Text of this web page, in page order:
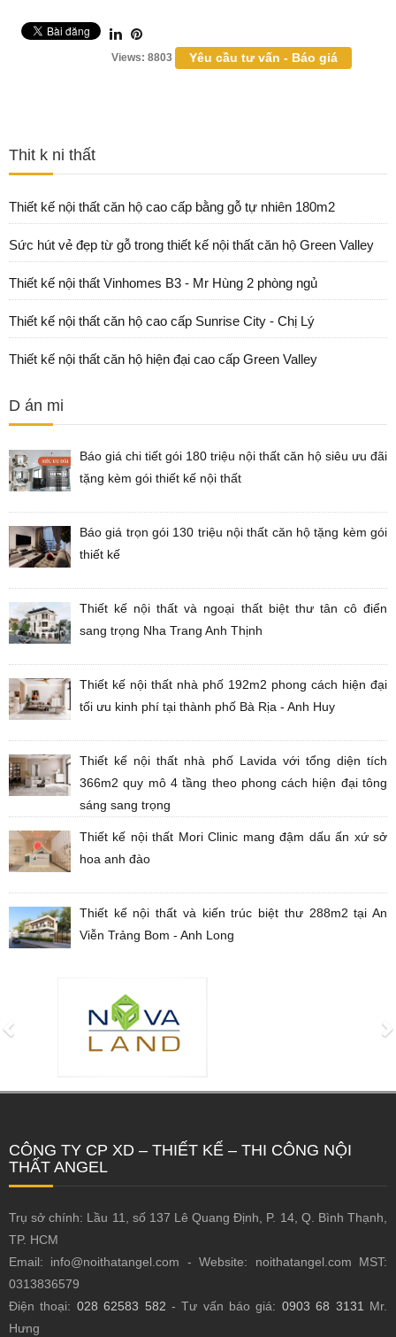
Views: 8803 Yêu cầu tư vấn - Báo giá
Thit k ni thất
Thiết kế nội thất căn hộ cao cấp bằng gỗ tự nhiên 180m2
Sức hút vẻ đẹp từ gỗ trong thiết kế nội thất căn hộ Green Valley
Thiết kế nội thất Vinhomes B3 - Mr Hùng 2 phòng ngủ
Thiết kế nội thất căn hộ cao cấp Sunrise City - Chị Lý
Thiết kế nội thất căn hộ hiện đại cao cấp Green Valley
D án mi
Báo giá chi tiết gói 180 triệu nội thất căn hộ siêu ưu đãi
tặng kèm gói thiết kế nội thất
Báo giá trọn gói 130 triệu nội thất căn hộ tặng kèm gói
thiết kế
Thiết kế nội thất và ngoại thất biệt thư tân cô điển
sang trọng Nha Trang Anh Thịnh
Thiết kế nội thất nhà phố 192m2 phong cách hiện đại
tối ưu kinh phí tại thành phố Bà Rịa - Anh Huy
Thiết kế nội thất nhà phố Lavida với tổng diện tích
366m2 quy mô 4 tầng theo phong cách hiện đại tông
sáng sang trọng
Thiết kế nội thất Mori Clinic mang đậm dấu ấn xứ sở
hoa anh đào
Thiết kế nội thất và kiến trúc biệt thư 288m2 tại An
Viễn Trảng Bom - Anh Long
CÔNG TY CP XD – THIẾT KẾ – THI CÔNG NỘI
THẤT ANGEL
Trụ sở chính: Lầu 11, số 137 Lê Quang Định, P. 14, Q. Bình Thạnh,
TP. HCM
Email: info@noithatangel.com - Website: noithatangel.com MST:
0313836579
Điện thoại: 028 62583 582 - Tư vấn báo giá: 0903 68 3131 Mr.
Hưng